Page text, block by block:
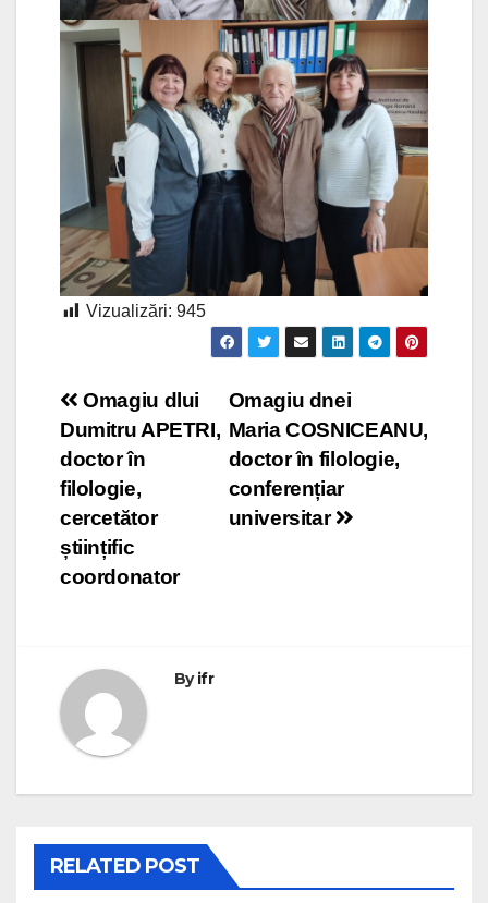
Vizualizări: 945
Navigare
în
articole
Omagiu dnei
Maria COSNICEANU,
doctor în filologie,
conferențiar
universitar
Omagiu dlui
Dumitru APETRI,
doctor în
filologie,
cercetător
științific
coordonator
Byifr
RELATED POST